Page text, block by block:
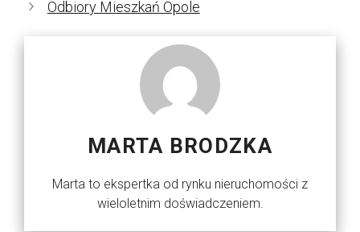
Odbiory Mieszkań Opole
MARTA BRODZKA
Marta to ekspertka od rynku nieruchomości z
wieloletnim doświadczeniem.